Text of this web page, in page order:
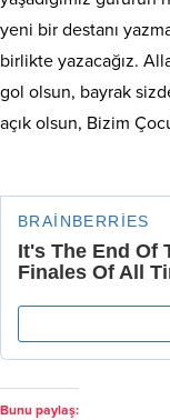
yeni bir destanı
birlikte yazacağız.
gol olsun, bayrak
açık olsun, Bizim
Bunu paylaş: